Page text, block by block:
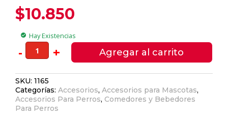
$10.850
check_circle Hay Existencias
- Mas
Can
Plegable
Simple
L
+ Agregar al carrito
SKU:1165
Categorías:Accesorios,Accesorios para Mascotas,
Accesorios Para Perros, Comedores y Bebedores
Para Perros